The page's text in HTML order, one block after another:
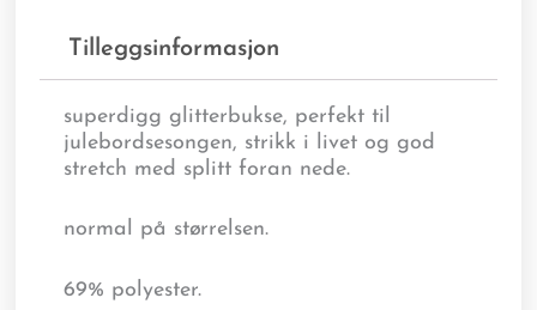
Tilleggsinformasjon
superdigg glitterbukse, perfekt til
julebordsesongen, strikk i livet og god
stretch med splitt foran nede.
normal på størrelsen.
69% polyester.